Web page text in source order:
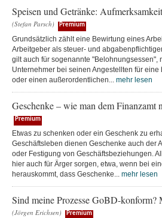
Speisen und Getränke:
(Stefan Parsch) Premium
Grundsätzlich zählt eine Bewirtung eines
Arbeitgeber als steuer- und
gilt auch für sogenannte "Belohnungsessen",
Unternehmer bei seinen Angestellten für
oder einen außerordentlichen... mehr lesen
Geschenke – wie man dem Finanzamt
Premium
Etwas zu schenken oder ein Geschenk zu
Geschäftsleben dienen Geschenke auch der
oder Festigung von Geschäftsbeziehungen.
hier auch für Ärger sorgen, etwa, wenn bei
herauskommt, dass Geschenke... mehr lesen
Sind meine Prozesse GoBD-konform?
(Jörgen Erichsen) Premium